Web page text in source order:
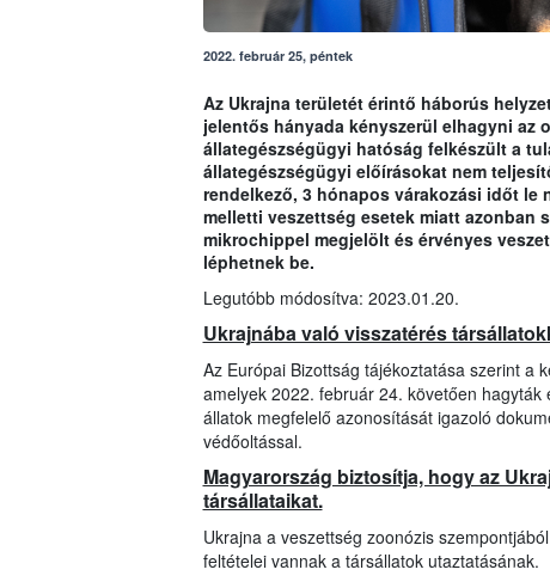
2022. február 25, péntek
Az Ukrajna területét érintő háborús
jelentős hányada kényszerül elhagyni az
állategészségügyi hatóság felkészült a
állategészségügyi előírásokat nem
rendelkező, 3 hónapos várakozási időt le
melletti veszettség esetek miatt azonban
mikrochippel megjelölt és érvényes
léphetnek be.
Legutóbb módosítva: 2023.01.20.
Ukrajnába való visszatérés
Az Európai Bizottság tájékoztatása szerint a
amelyek 2022. február 24. követően
állatok megfelelő azonosítását igazoló
védőoltással.
Magyarország biztosítja, hogy az
társállataikat.
Ukrajna a veszettség zoonózis
feltételei vannak a társállatok utaztatásának.